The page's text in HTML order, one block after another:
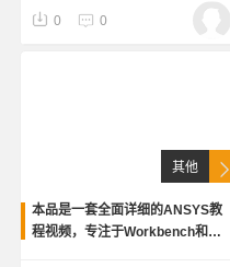
义 ​ 2. 第二章：拉伸类零件进行全
工序回弹补偿操作的设置
0 0
其他
本品是一套全面详细的ANSYS教
程视频，专注于Workbench和